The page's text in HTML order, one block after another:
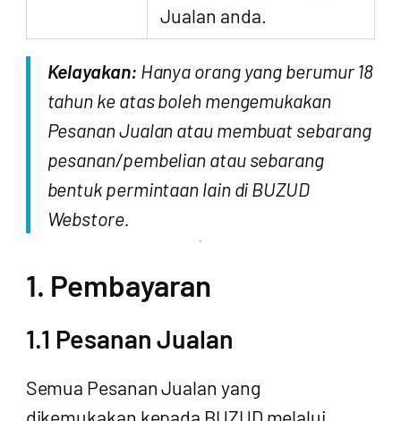
Jualan anda.
Kelayakan: Hanya orang yang berumur 18
tahun ke atas boleh mengemukakan
Pesanan Jualan atau membuat sebarang
pesanan/pembelian atau sebarang
bentuk permintaan lain di BUZUD
Webstore.
1. Pembayaran
1.1 Pesanan Jualan
Semua Pesanan Jualan yang